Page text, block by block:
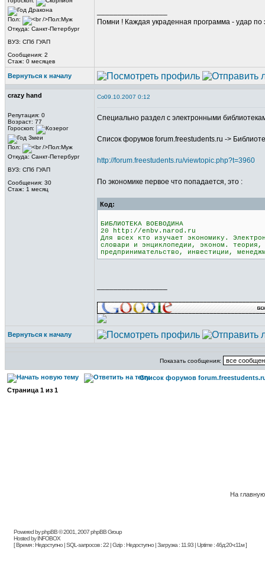
Пол:
Откуда: Санкт-Петербург
ВУЗ: СПб ГУАП
Сообщения: 2
Стаж: 0 месяцев
Помни ! Каждая украденная программа - удар по
Вернуться к началу
crazy hand
Репутация: 0
Возраст: 77
Гороскоп:
Пол:
Откуда: Санкт-Петербург
ВУЗ: СПб ГУАП
Сообщения: 30
Стаж: 1 месяц
09.10.2007 0:12
Специально раздел с электронными
Список форумов forum.freestudents.ru ->
http://forum.freestudents.ru/viewtopic.php?t=3960
По экономике первое что попадается, это :
Код:
БИБЛИОТЕКА ВОЕВОДИНА
20 http://enbv.narod.ru
Для всех кто изучает экономику.
словари и энциклопедии, эконом.
предпринимательство, инвестиции,
Вернуться к началу
Показать сообщения:
Список форумов
Страница 1 из 1
На главную
Powered by phpBB © 2001, 2007 phpBB Group
Hosted by INFOBOX
[ Время : Недоступно | SQL-запросов : 22 | Gzip : Недоступно | Загрузка : 11.93 | Uptime : 46д:20ч:11м ]